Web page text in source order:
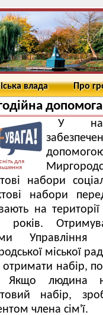
влада Про
для
У
набори
набори
на
років.
Управління
міської
набір,
Якщо людина
набір,
члена сім'ї.